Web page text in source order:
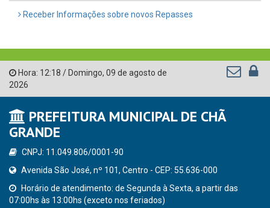
Receber Informações sobre novos Repasses
Hora: 12:18 / Domingo, 09 de agosto de
2026
PREFEITURA MUNICIPAL DE CHÃ
GRANDE
CNPJ: 11.049.806/0001-90
Avenida São José, nº 101, Centro - CEP: 55.636-000
Horário de atendimento: de Segunda à Sexta, a partir das
07:00hs às 13:00hs (exceto nos feriados)